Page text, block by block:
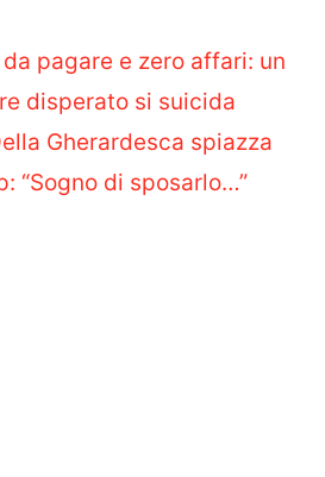
pagare e zero affari: un
disperato si suicida
Gherardesca spiazza
“Sogno di sposarlo…”